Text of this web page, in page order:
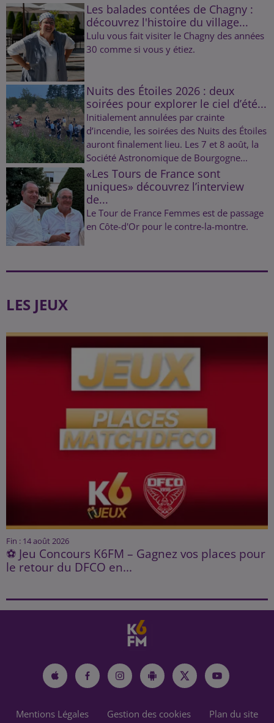
Les balades contées de Chagny :
découvrez l'histoire du village...
Lulu vous fait visiter le Chagny des années
30 comme si vous y étiez.
Nuits des Étoiles 2026 : deux
soirées pour explorer le ciel d’été...
Initialement annulées par crainte
d’incendie, les soirées des Nuits des Étoiles
auront finalement lieu. Les 7 et 8 août, la
Société Astronomique de Bourgogne...
«Les Tours de France sont
uniques» découvrez l’interview
de...
Le Tour de France Femmes est de passage
en Côte-d'Or pour le contre-la-montre.
LES JEUX
Fin : 14 août 2026
⚽ Jeu Concours K6FM – Gagnez vos places pour
le retour du DFCO en...
Mentions Légales Gestion des cookies Plan du site